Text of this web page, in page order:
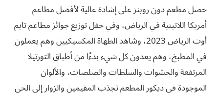
حصل مطعم دون روبنز على إشادة عالية لأفضل مطاعم
أمريكا اللاتينية في الرياض، وفي حفل توزيع جوائز مطاعم تايم
أوت الرياض 2023، وشاهد الطهاة المكسيكيين وهم يعملون
في المطبخ، وهم يعدون كل شيء بدءًا من أطباق التورتيلا
المرتفعة والحشوات والسلطات والصلصات، والألوان
الموجودة في ديكور المطعم تجذب المقيمين والزوار إلى الحي